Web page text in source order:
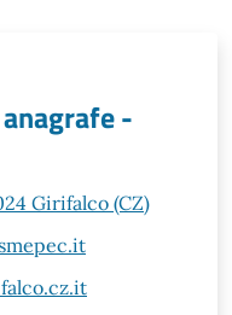
-
Girifalco (CZ)